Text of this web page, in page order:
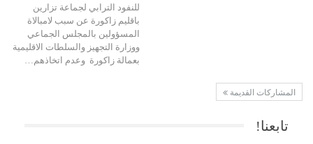
للنفود الترابي لجماعة تزارين
باقليم زاكورة عن سبب لامبالاة
المسؤولين بالمجلس الجماعي
ووزارة التجهيز والسلطات الاقليمية
بعمالة زاكورة وعدم اتخاذهم…
المشاركات القديمة
تابعنا!